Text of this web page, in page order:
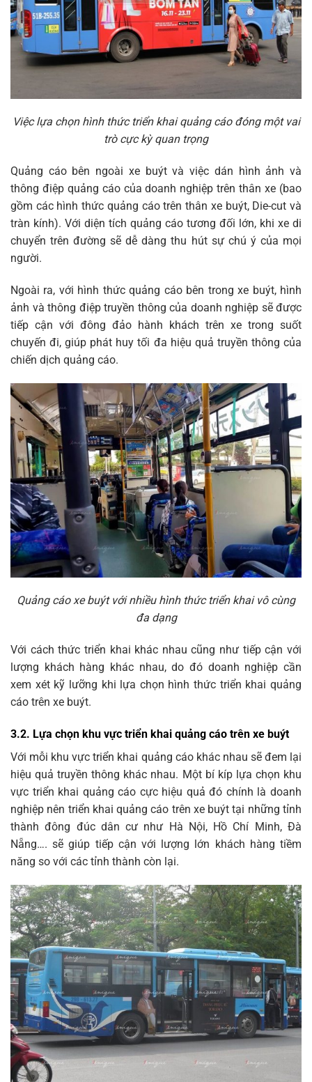
Việc lựa chọn hình thức triển khai quảng cáo đóng một vai
trò cực kỳ quan trọng
Quảng cáo bên ngoài xe buýt và việc dán hình ảnh và
thông điệp quảng cáo của doanh nghiệp trên thân xe (bao
gồm các hình thức quảng cáo trên thân xe buýt, Die-cut và
tràn kính). Với diện tích quảng cáo tương đối lớn, khi xe di
chuyển trên đường sẽ dễ dàng thu hút sự chú ý của mọi
người.
Ngoài ra, với hình thức quảng cáo bên trong xe buýt, hình
ảnh và thông điệp truyền thông của doanh nghiệp sẽ được
tiếp cận với đông đảo hành khách trên xe trong suốt
chuyến đi, giúp phát huy tối đa hiệu quả truyền thông của
chiến dịch quảng cáo.
Quảng cáo xe buýt với nhiều hình thức triển khai vô cùng
đa dạng
Với cách thức triển khai khác nhau cũng như tiếp cận với
lượng khách hàng khác nhau, do đó doanh nghiệp cần
xem xét kỹ lưỡng khi lựa chọn hình thức triển khai quảng
cáo trên xe buýt.
3.2. Lựa chọn khu vực triển khai quảng cáo trên xe buýt
Với mỗi khu vực triển khai quảng cáo khác nhau sẽ đem lại
hiệu quả truyền thông khác nhau. Một bí kíp lựa chọn khu
vực triển khai quảng cáo cực hiệu quả đó chính là doanh
nghiệp nên triển khai quảng cáo trên xe buýt tại những tỉnh
thành đông đúc dân cư như Hà Nội, Hồ Chí Minh, Đà
Nẵng…. sẽ giúp tiếp cận với lượng lớn khách hàng tiềm
năng so với các tỉnh thành còn lại.